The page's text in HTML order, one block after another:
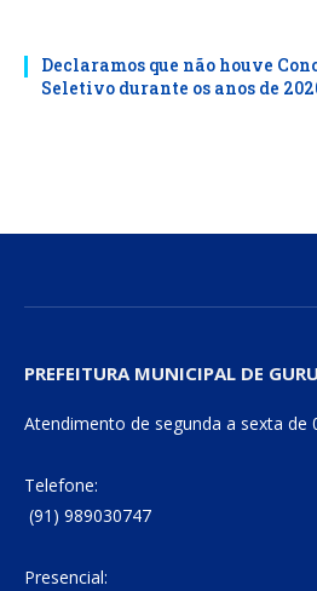
Declaramos que não houve
Seletivo durante os anos de
PREFEITURA MUNICIPAL DE
Atendimento de segunda a sexta de
Telefone:
(91) 989030747
Presencial: